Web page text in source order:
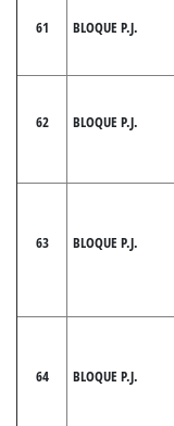
61 BLOQUE P.J.
62 BLOQUE P.J.
63 BLOQUE P.J.
64 BLOQUE P.J.